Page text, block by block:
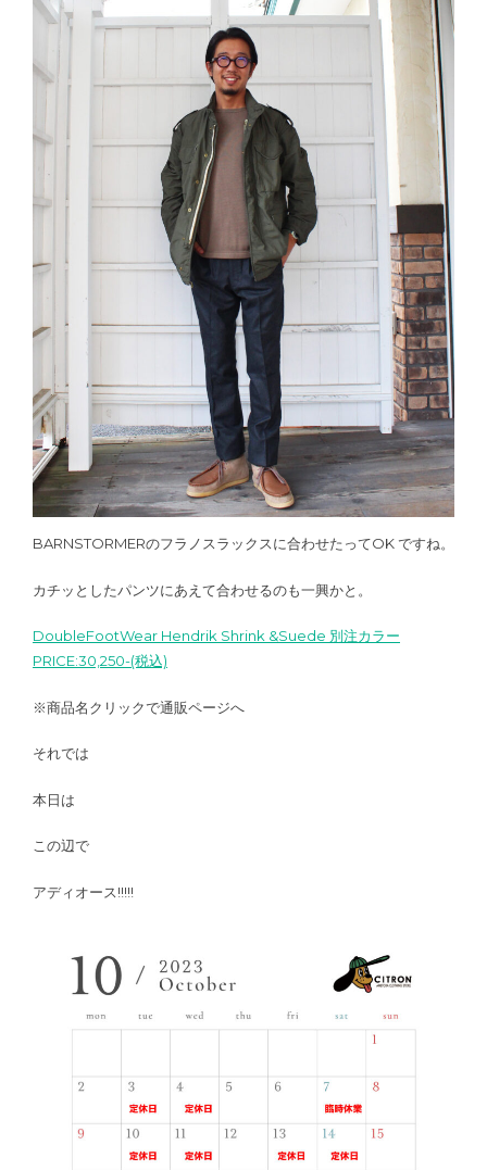
BARNSTORMERのフラノスラックスに合わせたってOK ですね。
カチッとしたパンツにあえて合わせるのも一興かと。
DoubleFootWear Hendrik Shrink &Suede 別注カラー
PRICE:30,250-(税込)
※商品名クリックで通販ページへ
それでは
本日は
この辺で
アディオース!!!!!